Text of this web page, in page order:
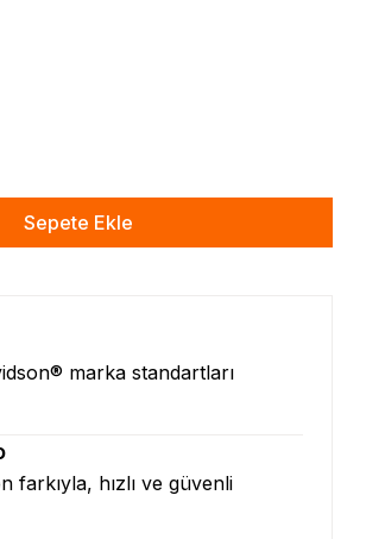
Sepete Ekle
marka standartları
farkıyla, hızlı ve güvenli